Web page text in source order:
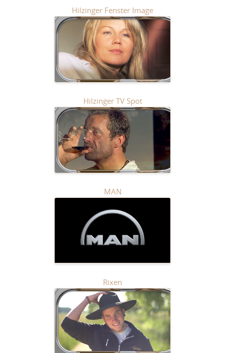
Hilzinger Fenster Image
Hilzinger TV Spot
MAN
Rixen